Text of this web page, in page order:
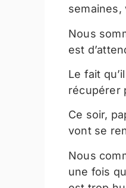
semaines,
Nous
est
Le fait
récupérer
Ce soir,
vont se
Nous
une fois